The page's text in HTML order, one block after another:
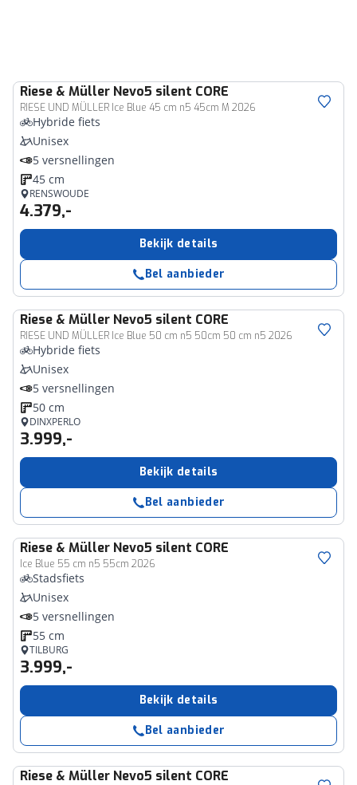
Riese & Müller Nevo5 silent CORE
RIESE UND MÜLLER Ice Blue 45 cm n5 45cm M 2026
Hybride fiets
Unisex
5 versnellingen
45 cm
RENSWOUDE
4.379,-
Bekijk details
Bel aanbieder
Riese & Müller Nevo5 silent CORE
RIESE UND MÜLLER Ice Blue 50 cm n5 50cm 50 cm n5 2026
Hybride fiets
Unisex
5 versnellingen
50 cm
DINXPERLO
3.999,-
Bekijk details
Bel aanbieder
Riese & Müller Nevo5 silent CORE
Ice Blue 55 cm n5 55cm 2026
Stadsfiets
Unisex
5 versnellingen
55 cm
TILBURG
3.999,-
Bekijk details
Bel aanbieder
Riese & Müller Nevo5 silent CORE